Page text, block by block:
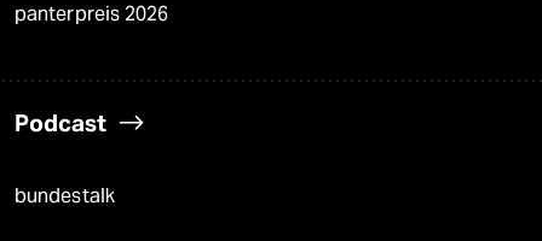
panterpreis 2026
Podcast
bundestalk